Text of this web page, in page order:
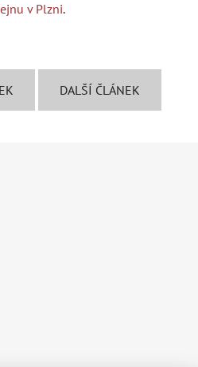
v Plzni.
DALŠÍ ČLÁNEK